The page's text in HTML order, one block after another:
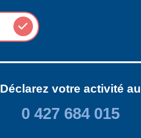
Déclarez votre activité au
0 427 684 015